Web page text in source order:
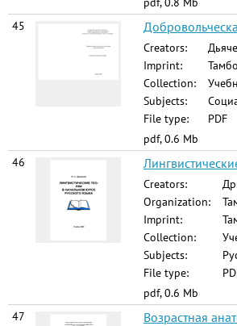
45
Creators:
Imprint:
Collection:
Subjects:
File type:
PDF
pdf, 0.6 Mb
46
Creators:
Organization:
Imprint:
Collection:
Subjects:
File type:
pdf, 0.6 Mb
47
Возрастная